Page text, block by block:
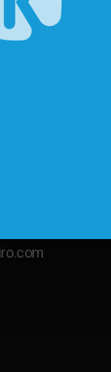
Unidos 2025